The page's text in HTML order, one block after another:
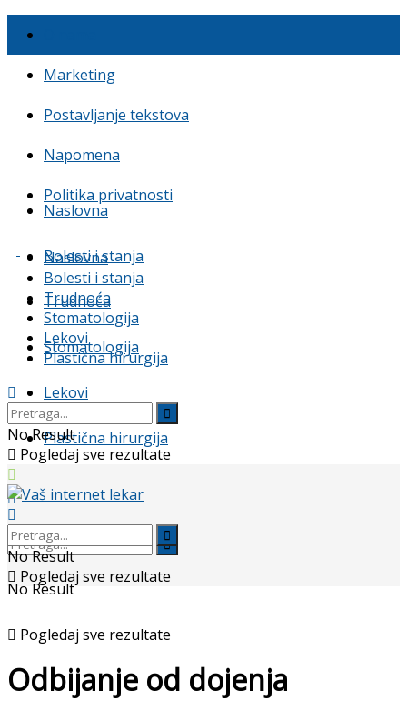
Marketing
Postavljanje tekstova
Napomena
Politika privatnosti
Naslovna
Bolesti i stanja
Trudnoća
Stomatologija
Lekovi
Plastična hirurgija
No Result
Pogledaj sve rezultate
Naslovna
Bolesti i stanja
Trudnoća
Stomatologija
Lekovi
Plastična hirurgija
No Result
Pogledaj sve rezultate
No Result
Pogledaj sve rezultate
Odbijanje od dojenja